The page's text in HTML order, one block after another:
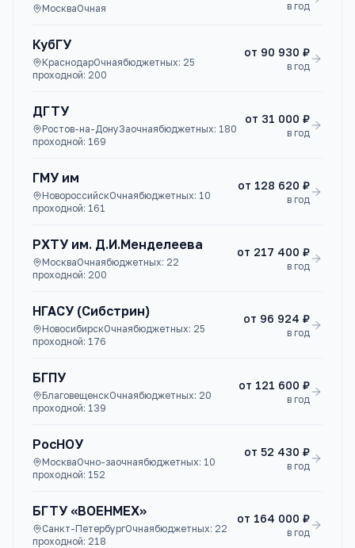
МоскваОчная в год
КубГУ
КраснодарОчнаябюджетных: 25
проходной: 200
от 90 930 ₽
в год
ДГТУ
Ростов-на-ДонуЗаочнаябюджетных: 180
проходной: 169
от 31 000 ₽
в год
ГМУ им
НовороссийскОчнаябюджетных: 10
проходной: 161
от 128 620 ₽
в год
РХТУ им. Д.И.Менделеева
МоскваОчнаябюджетных: 22
проходной: 200
от 217 400 ₽
в год
НГАСУ (Сибстрин)
НовосибирскОчнаябюджетных: 25
проходной: 176
от 96 924 ₽
в год
БГПУ
БлаговещенскОчнаябюджетных: 20
проходной: 139
от 121 600 ₽
в год
РосНОУ
МоскваОчно-заочнаябюджетных: 10
проходной: 152
от 52 430 ₽
в год
БГТУ «ВОЕНМЕХ»
Санкт-ПетербургОчнаябюджетных: 22
проходной: 218
от 164 000 ₽
в год